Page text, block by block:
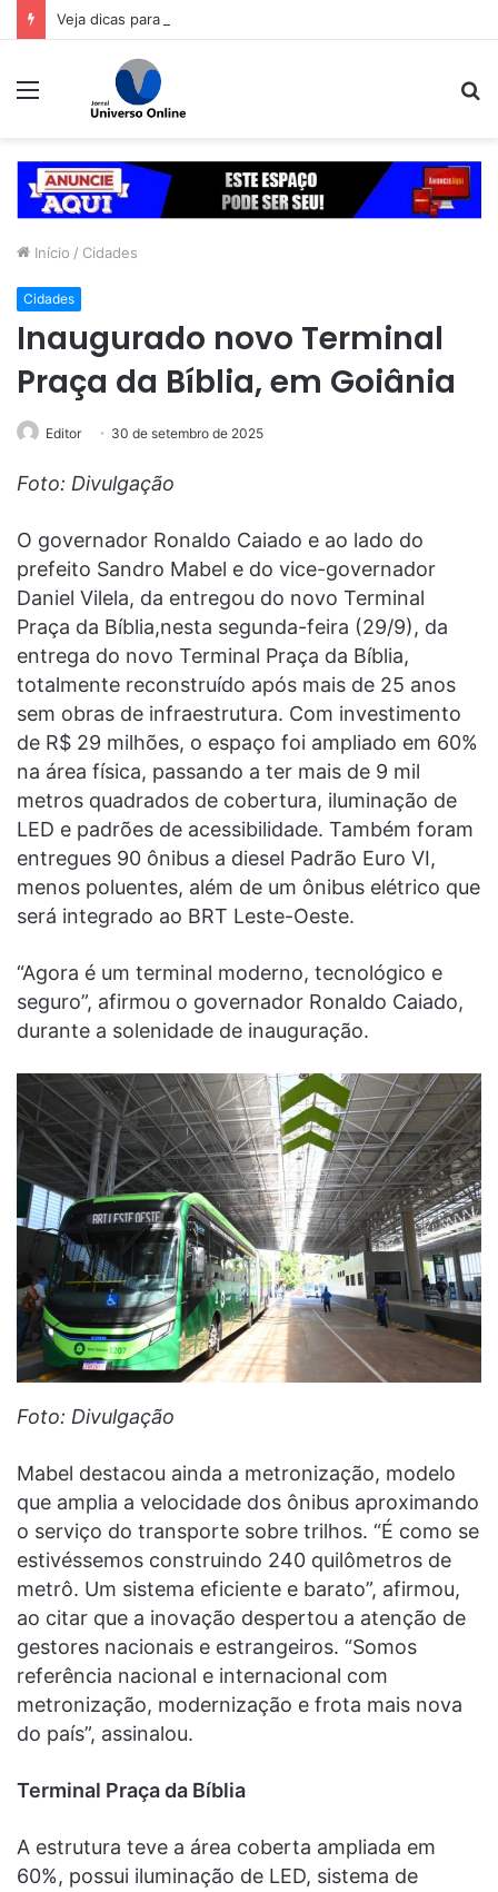
Menu
Início / Cidades
Cidades
Inaugurado novo Terminal
Praça da Bíblia, em Goiânia
Editor 30 de setembro de 2025
Foto: Divulgação
O governador Ronaldo Caiado e ao lado do
prefeito Sandro Mabel e do vice-governador
Daniel Vilela, da entregou do novo Terminal
Praça da Bíblia,nesta segunda-feira (29/9), da
entrega do novo Terminal Praça da Bíblia,
totalmente reconstruído após mais de 25 anos
sem obras de infraestrutura. Com investimento
de R$ 29 milhões, o espaço foi ampliado em 60%
na área física, passando a ter mais de 9 mil
metros quadrados de cobertura, iluminação de
LED e padrões de acessibilidade. Também foram
entregues 90 ônibus a diesel Padrão Euro VI,
menos poluentes, além de um ônibus elétrico que
será integrado ao BRT Leste-Oeste.
“Agora é um terminal moderno, tecnológico e
seguro”, afirmou o governador Ronaldo Caiado,
durante a solenidade de inauguração.
Foto: Divulgação
Mabel destacou ainda a metronização, modelo
que amplia a velocidade dos ônibus aproximando
o serviço do transporte sobre trilhos. “É como se
estivéssemos construindo 240 quilômetros de
metrô. Um sistema eficiente e barato”, afirmou,
ao citar que a inovação despertou a atenção de
gestores nacionais e estrangeiros. “Somos
referência nacional e internacional com
metronização, modernização e frota mais nova
do país”, assinalou.
Terminal Praça da Bíblia
A estrutura teve a área coberta ampliada em
60%, possui iluminação de LED, sistema de